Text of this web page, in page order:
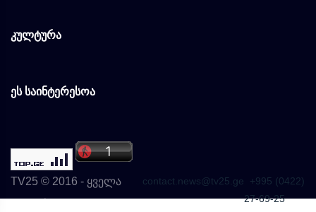
კულტურა
ეს საინტერესოა
TV25 © 2016 - ყველა
contact.news@tv25.ge
+995 (0422)
27-69-25